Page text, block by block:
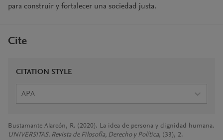
para construir y fortalecer una sociedad justa.
Cite
CITATION STYLE
APA
Bustamante Alarcón, R. (2020). La idea de persona y dignidad humana.
UNIVERSITAS. Revista de Filosofía, Derecho y Política, (33), 2.